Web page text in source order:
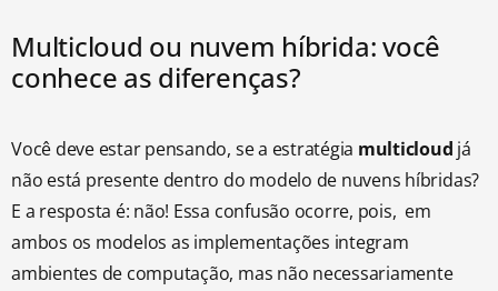
Multicloud ou nuvem híbrida: você
conhece as diferenças?
Você deve estar pensando, se a estratégia multicloud já
não está presente dentro do modelo de nuvens híbridas?
E a resposta é: não! Essa confusão ocorre, pois, em
ambos os modelos as implementações integram
ambientes de computação, mas não necessariamente